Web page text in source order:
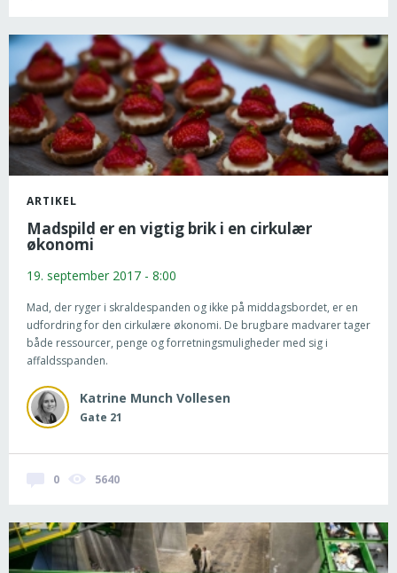
ARTIKEL
Madspild er en vigtig brik i en cirkulær
økonomi
19. september 2017 - 8:00
Mad, der ryger i skraldespanden og ikke på middagsbordet, er en
udfordring for den cirkulære økonomi. De brugbare madvarer tager
både ressourcer, penge og forretningsmuligheder med sig i
affaldsspanden.
Katrine Munch Vollesen
Gate 21
0 5640